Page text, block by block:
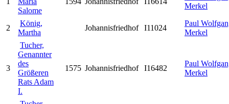
Salome
Merkel
2
König,
Martha
Johannisfriedhof I11024
Paul
Merkel
3
Tucher,
Genannter
des
Größeren
Rats Adam
I.
1575 Johannisfriedhof I16482
Paul
Merkel